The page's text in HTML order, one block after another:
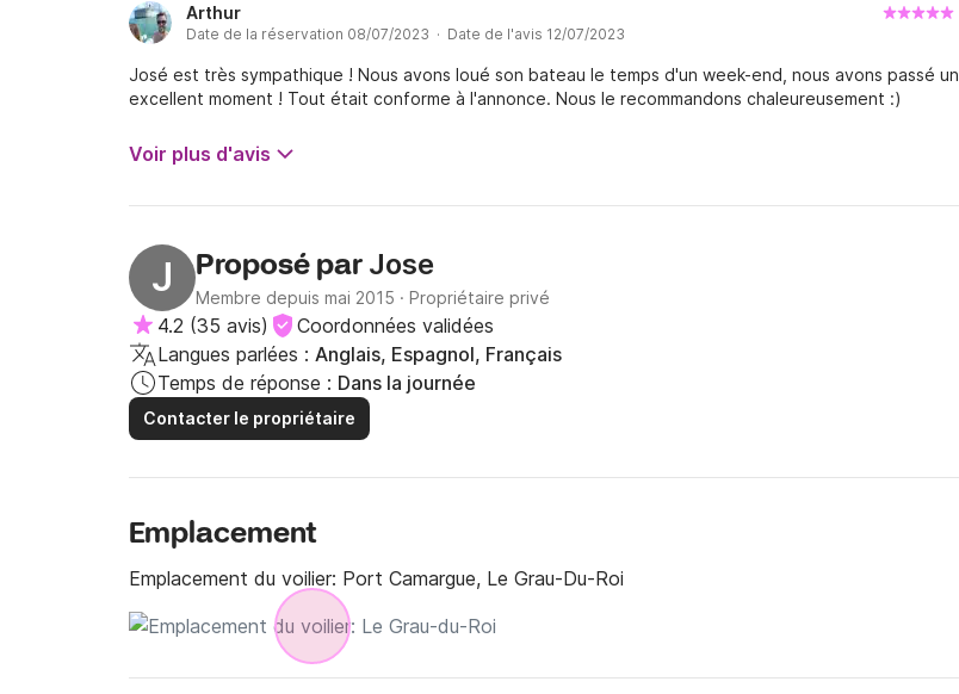
Arthur
Date de la réservation 08/07/2023 · Date de l'avis 12/07/2023
José est très sympathique ! Nous avons loué son bateau le temps d'un week-end, nous avons passé un
excellent moment ! Tout était conforme à l'annonce. Nous le recommandons chaleureusement :)
Voir plus d'avis
J Proposé par Jose
Membre depuis mai 2015 · Propriétaire privé
4.2 (35 avis)
Coordonnées validées
Langues parlées : Anglais, Espagnol, Français
Temps de réponse : Dans la journée
Contacter le propriétaire
Emplacement
Emplacement du voilier: Port Camargue, Le Grau-Du-Roi